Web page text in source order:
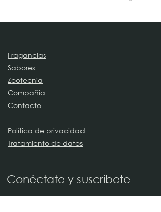
Fragancias
Sabores
Zootecnia
Compañia
Contacto
Política de privacidad
Tratamiento de datos
Conéctate y suscríbete